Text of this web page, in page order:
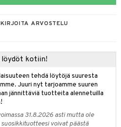
KIRJOITA ARVOSTELU
löydöt kotiin!
tehdä löytöjä suuresta
Juuri nyt tarjoamme suuren
jännittäviä tuotteita alennetuilla
31.8.2026 asti mutta ole
voivat päästä